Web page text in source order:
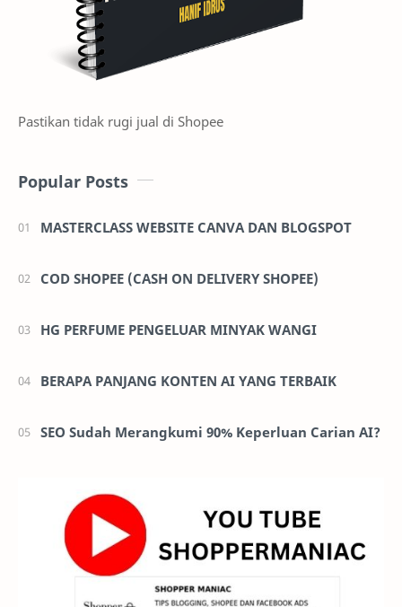
Pastikan tidak rugi jual di Shopee
Popular Posts
MASTERCLASS WEBSITE CANVA DAN BLOGSPOT
COD SHOPEE (CASH ON DELIVERY SHOPEE)
HG PERFUME PENGELUAR MINYAK WANGI
BERAPA PANJANG KONTEN AI YANG TERBAIK
SEO Sudah Merangkumi 90% Keperluan Carian AI?